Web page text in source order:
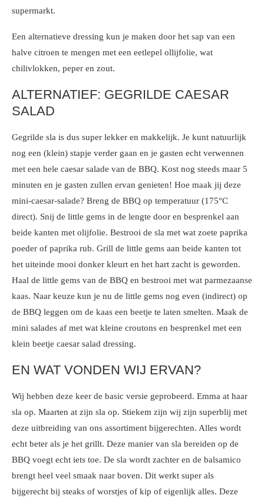
supermarkt.
Een alternatieve dressing kun je maken door het sap van een
halve citroen te mengen met een eetlepel ollijfolie, wat
chilivlokken, peper en zout.
ALTERNATIEF: GEGRILDE CAESAR
SALAD
Gegrilde sla is dus super lekker en makkelijk. Je kunt natuurlijk
nog een (klein) stapje verder gaan en je gasten echt verwennen
met een hele caesar salade van de BBQ. Kost nog steeds maar 5
minuten en je gasten zullen ervan genieten! Hoe maak jij deze
mini-caesar-salade? Breng de BBQ op temperatuur (175°C
direct). Snij de little gems in de lengte door en besprenkel aan
beide kanten met olijfolie. Bestrooi de sla met wat zoete paprika
poeder of paprika rub. Grill de little gems aan beide kanten tot
het uiteinde mooi donker kleurt en het hart zacht is geworden.
Haal de little gems van de BBQ en bestrooi met wat parmezaanse
kaas. Naar keuze kun je nu de little gems nog even (indirect) op
de BBQ leggen om de kaas een beetje te laten smelten. Maak de
mini salades af met wat kleine croutons en besprenkel met een
klein beetje caesar salad dressing.
EN WAT VONDEN WIJ ERVAN?
Wij hebben deze keer de basic versie geprobeerd. Emma at haar
sla op. Maarten at zijn sla op. Stiekem zijn wij zijn superblij met
deze uitbreiding van ons assortiment bijgerechten. Alles wordt
echt beter als je het grillt. Deze manier van sla bereiden op de
BBQ voegt echt iets toe. De sla wordt zachter en de balsamico
brengt heel veel smaak naar boven. Dit werkt super als
bijgerecht bij steaks of worstjes of kip of eigenlijk alles. Deze